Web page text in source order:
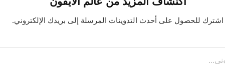
اشترك للحصول على أحدث التدوينات المرسلة إلى بريدك الإلكتروني.